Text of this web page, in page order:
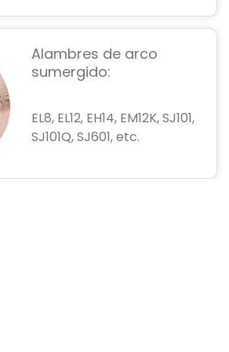
Alambres de arco
sumergido:
EL8, EL12, EH14, EM12K, SJ101,
SJ101Q, SJ601, etc.